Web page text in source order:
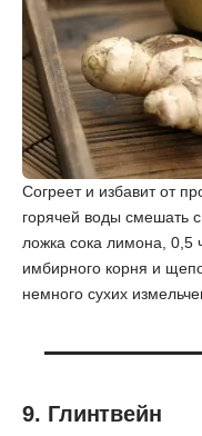
Согреет и избавит от
горячей воды смешать
ложка сока лимона, 0,5
имбирного корня и
немного сухих
9. Глинтвейн